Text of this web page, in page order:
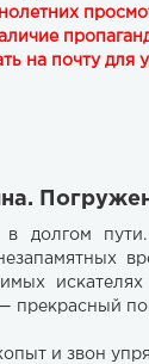
на почту для
долгом
прекрасный
и звон